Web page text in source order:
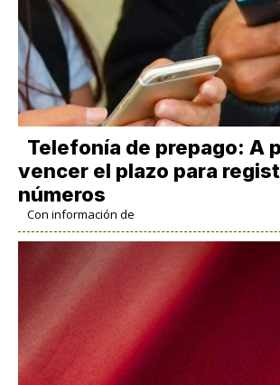
Telefonía de prepago: A
vencer el plazo para
números
Con información de